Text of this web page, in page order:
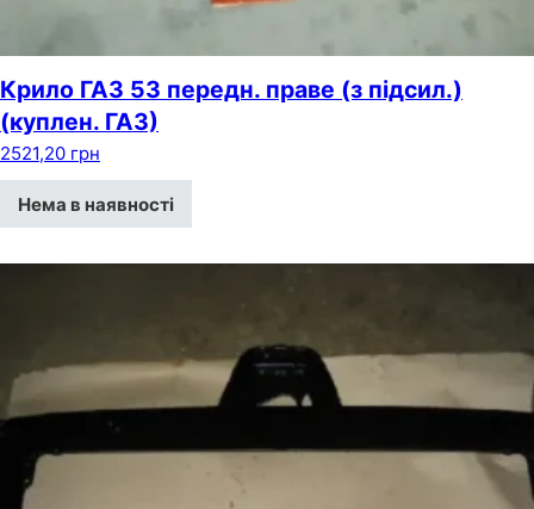
Крило ГАЗ 53 передн. праве (з підсил.)
(куплен. ГАЗ)
2521,20 грн
Нема в наявності